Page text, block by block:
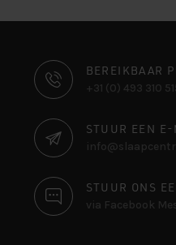
CONTACT
INFORMATIE
BEREIKBAAR
+31 (0) 493 310
STUUR EEN E-
STUUR ONS
via Facebook